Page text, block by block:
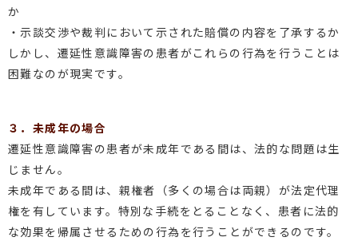
か
・示談交渉や裁判において示された賠償の内容を了承するか
しかし、遷延性意識障害の患者がこれらの行為を行うことは
困難なのが現実です。
３．未成年の場合
遷延性意識障害の患者が未成年である間は、法的な問題は生
じません。
未成年である間は、親権者（多くの場合は両親）が法定代理
権を有しています。特別な手続をとることなく、患者に法的
な効果を帰属させるための行為を行うことができるのです。